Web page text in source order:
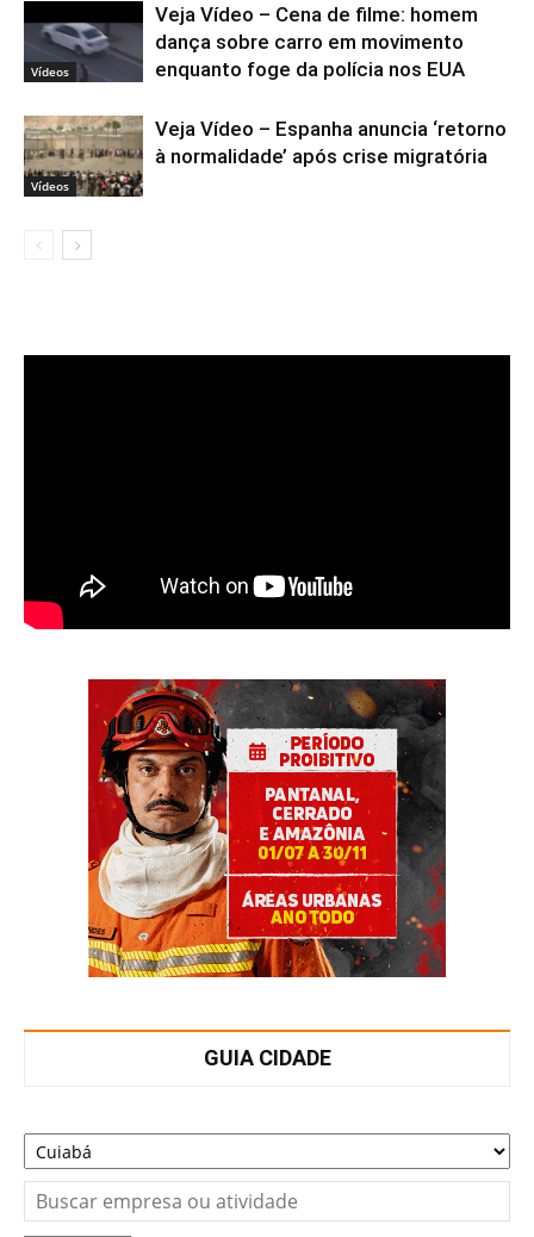
Vídeos
Veja Vídeo – Cena de filme: homem
dança sobre carro em movimento
enquanto foge da polícia nos EUA
Vídeos
Veja Vídeo – Espanha anuncia ‘retorno
à normalidade’ após crise migratória
GUIA CIDADE